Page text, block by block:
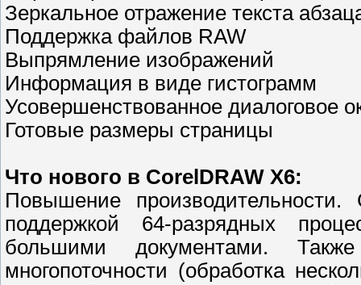
Зеркальное отражение текста
Поддержка файлов RAW
Выпрямление изображений
Информация в виде гистограмм
Усовершенствованное диалоговое
Готовые размеры страницы
Что нового в CorelDRAW X6:
Повышение
поддержкой 64-разрядных
большими документами.
многопоточности (обработка